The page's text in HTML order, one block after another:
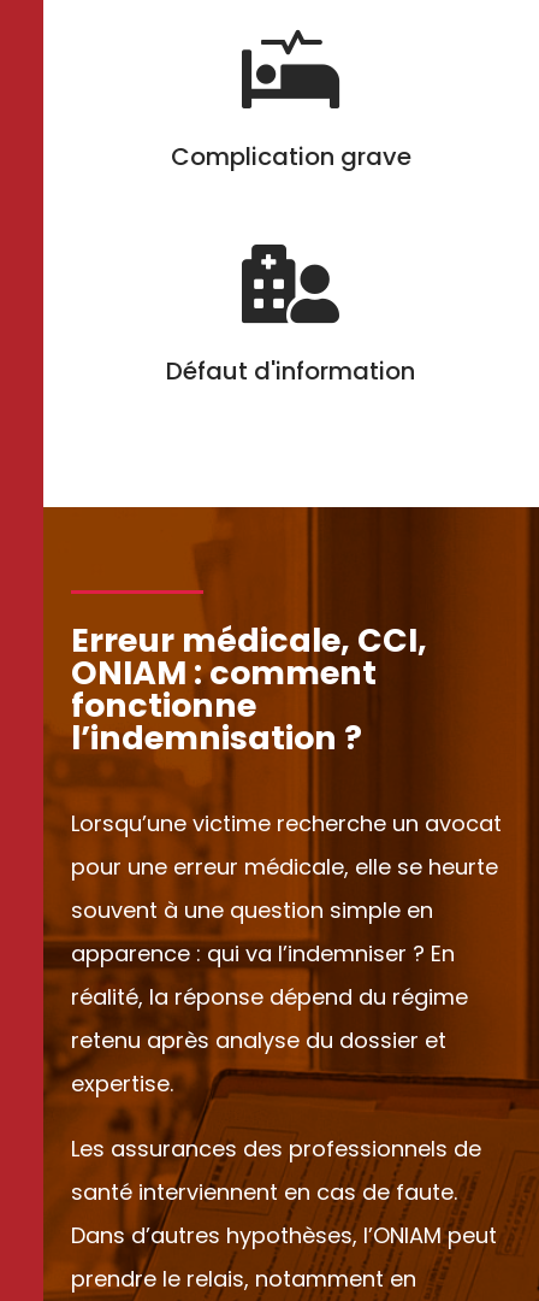

Complication grave

Défaut d'information
Erreur médicale, CCI,
ONIAM : comment
fonctionne
l’indemnisation ?
Lorsqu’une victime recherche un avocat
pour une erreur médicale, elle se heurte
souvent à une question simple en
apparence : qui va l’indemniser ? En
réalité, la réponse dépend du régime
retenu après analyse du dossier et
expertise.
Les assurances des professionnels de
santé interviennent en cas de faute.
Dans d’autres hypothèses, l’ONIAM peut
prendre le relais, notamment en